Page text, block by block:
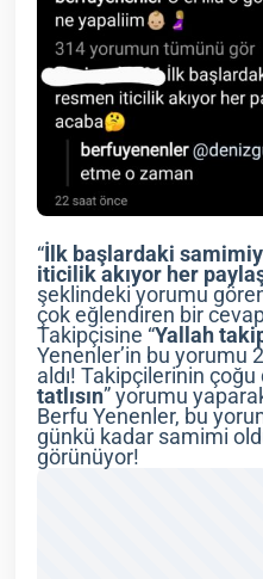
“ İlk başlardaki
iticilik akıyor her
şeklindeki yorumu
çok eğlendiren bir
Takipçisine “Yallah
Yenenler’in bu yorumu
aldı! Takipçilerinin çoğu
tatlısın” yorumu
Berfu Yenenler, bu
günkü kadar samimi
görünüyor!